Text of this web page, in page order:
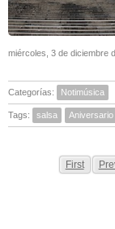
miércoles, 3 de diciembre
Categorías: Notimúsica
Tags: salsa Aniversario
First